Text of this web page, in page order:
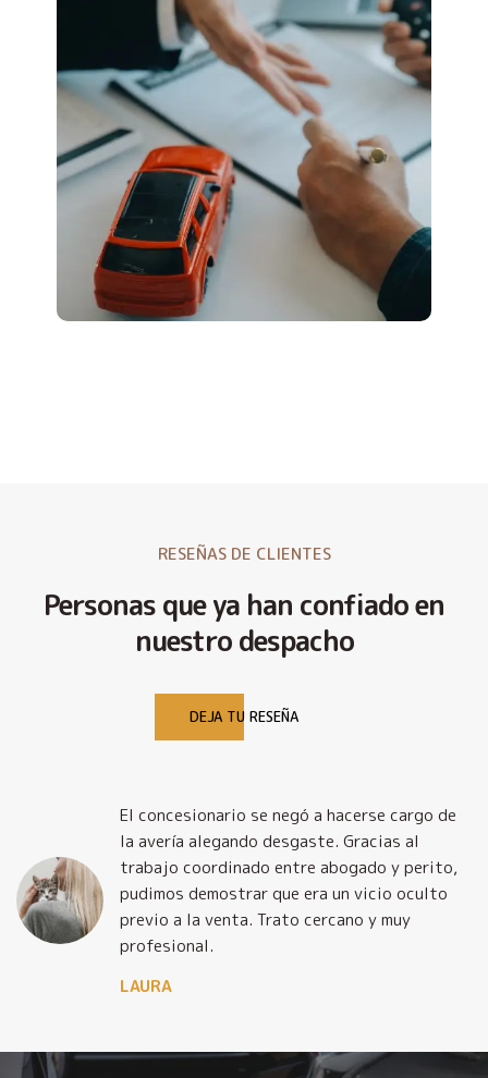
RESEÑAS DE CLIENTES
Personas que ya han confiado en
nuestro despacho
DEJA TU RESEÑA
El concesionario se negó a hacerse cargo de
la avería alegando desgaste. Gracias al
trabajo coordinado entre abogado y perito,
pudimos demostrar que era un vicio oculto
previo a la venta. Trato cercano y muy
profesional.
LAURA